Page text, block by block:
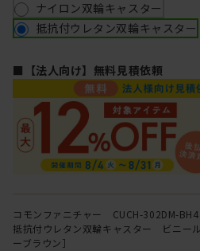
ナイロン双輪キャスター
抵抗付ウレタン双輪キャスター
■【法人向け】無料見積依頼
コモンファニチャー CUCH-302DM-
抵抗付ウレタン双輪キャスター ビニー
ーブラウン］